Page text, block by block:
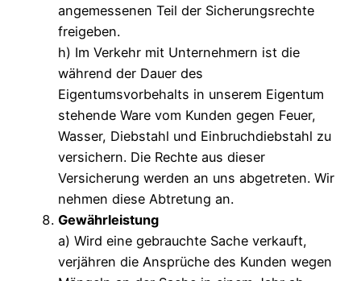
angemessenen Teil der Sicherungsrechte
freigeben.
h) Im Verkehr mit Unternehmern ist die
während der Dauer des
Eigentumsvorbehalts in unserem Eigentum
stehende Ware vom Kunden gegen Feuer,
Wasser, Diebstahl und Einbruchdiebstahl zu
versichern. Die Rechte aus dieser
Versicherung werden an uns abgetreten. Wir
nehmen diese Abtretung an.
Gewährleistung
a) Wird eine gebrauchte Sache verkauft,
verjähren die Ansprüche des Kunden wegen